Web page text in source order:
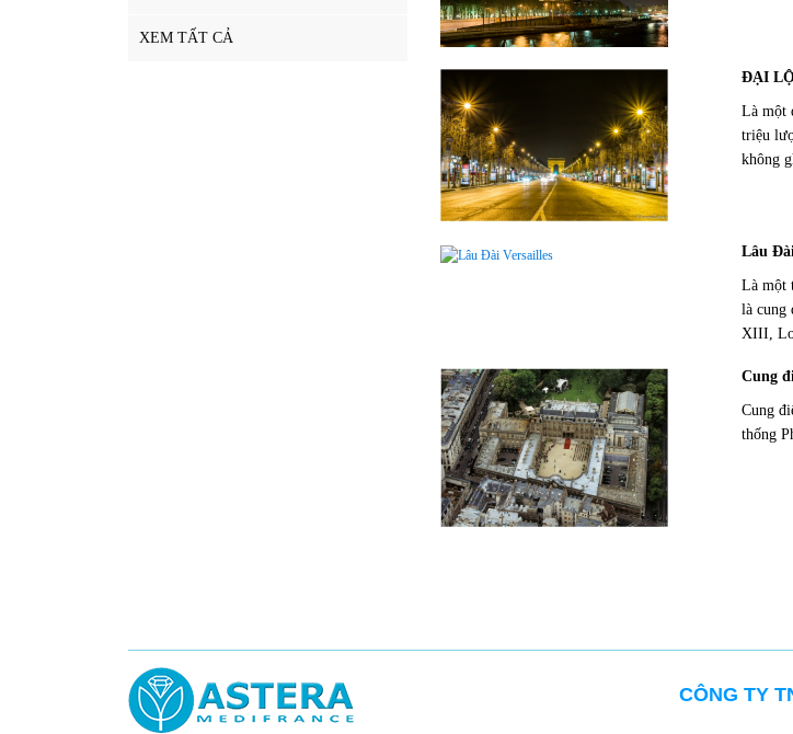
XEM TẤT CẢ
ĐẠI
Là một
triệu
không
Lâu
Là một
là cung
XIII,
Cung
Cung
thống
CÔNG TY